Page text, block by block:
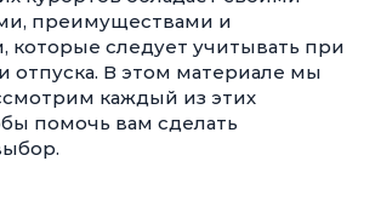
преимуществами и
которые следует учитывать при
отпуска. В этом материале мы
каждый из этих
помочь вам сделать